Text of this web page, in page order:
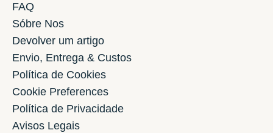
FAQ
Sóbre Nos
Devolver um artigo
Envio, Entrega & Custos
Política de Cookies
Cookie Preferences
Política de Privacidade
Avisos Legais